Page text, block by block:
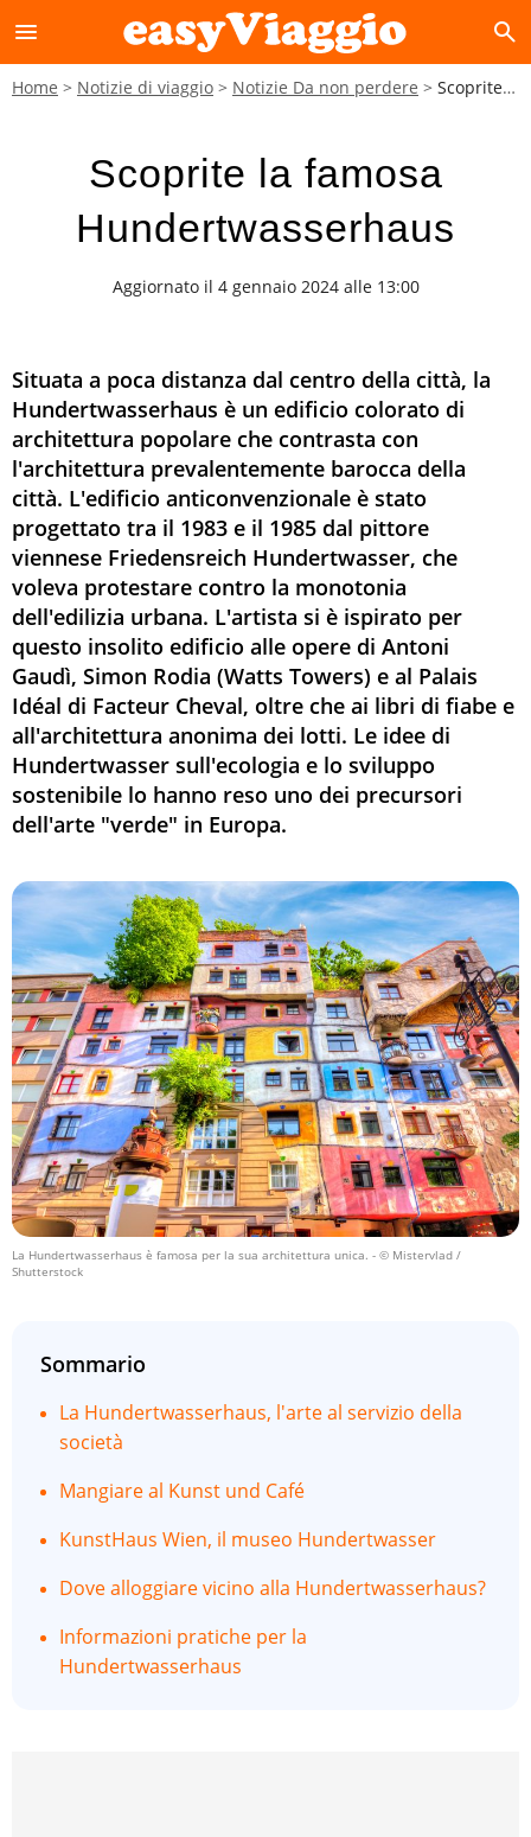
menu search
Home Notizie di viaggio Notizie Da non perdere Scoprite la famosa Hundertwasserhaus
Scoprite la famosa
Hundertwasserhaus
Aggiornato il 4 gennaio 2024 alle 13:00
Situata a poca distanza dal centro della città, la
Hundertwasserhaus è un edificio colorato di
architettura popolare che contrasta con
l'architettura prevalentemente barocca della
città. L'edificio anticonvenzionale è stato
progettato tra il 1983 e il 1985 dal pittore
viennese Friedensreich Hundertwasser, che
voleva protestare contro la monotonia
dell'edilizia urbana. L'artista si è ispirato per
questo insolito edificio alle opere di Antoni
Gaudì, Simon Rodia (Watts Towers) e al Palais
Idéal di Facteur Cheval, oltre che ai libri di fiabe e
all'architettura anonima dei lotti. Le idee di
Hundertwasser sull'ecologia e lo sviluppo
sostenibile lo hanno reso uno dei precursori
dell'arte "verde" in Europa.
La Hundertwasserhaus è famosa per la sua architettura unica. - © Mistervlad /
Shutterstock
Sommario
La Hundertwasserhaus, l'arte al servizio della
società
Mangiare al Kunst und Café
KunstHaus Wien, il museo Hundertwasser
Dove alloggiare vicino alla Hundertwasserhaus?
Informazioni pratiche per la
Hundertwasserhaus